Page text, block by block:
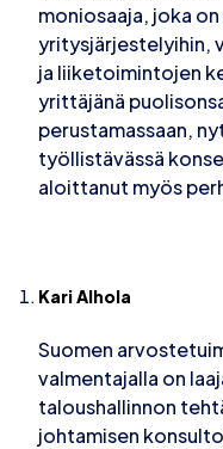
moniosaaja, joka
yritysjärjestelyihin,
ja liiketoimintojen
yrittäjänä
perustamassaan,
työllistävässä
aloittanut myös
Kari Alhola
Suomen
valmentajalla on
taloushallinnon
johtamisen